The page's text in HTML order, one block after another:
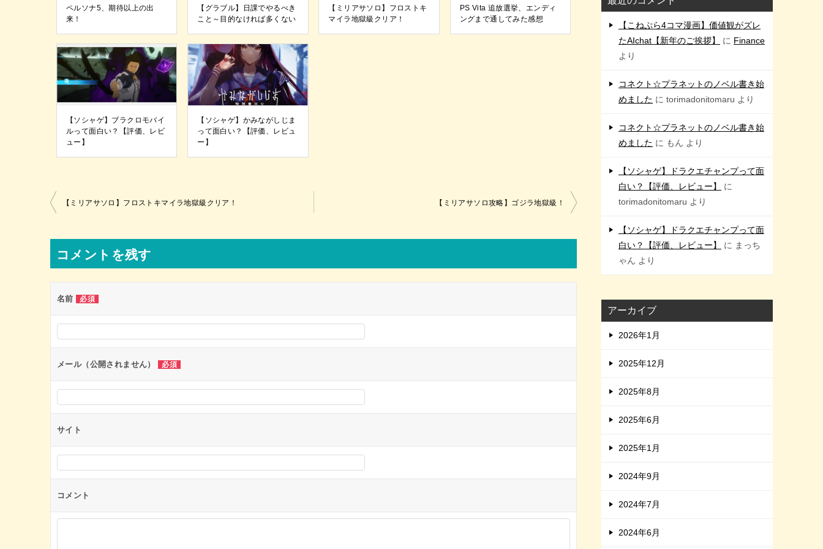
ペルソナ5、期待以上の出
来！
【グラブル】日課でやるべき
こと～目的なければ多くない
【ミリアサソロ】フロストキ
マイラ地獄級クリア！
PS Vita 追放選挙、エンディ
ングまで通してみた感想
【ソシャゲ】ブラクロモバイ
ルって面白い？【評価、レビ
ュー】
【ソシャゲ】かみながしじま
って面白い？【評価、レビュ
ー】
投
ナ
ビ
ゲ
ー
ョ
ン
【ミリアサソロ】フロストキマイラ地獄級クリア！ 【ミリアサソロ攻略】ゴジラ地獄級！
コメントを残す
名前 必須
メール（公開されません） 必須
サイト
コメント
【こねぷら4コマ漫画】価値観がズレ
たAIchat【新年のご挨拶】
に Finance
より
コネクト☆プラネットのノベル書き始
めました に torimadonitomaru より
コネクト☆プラネットのノベル書き始
めました に もん より
【ソシャゲ】ドラクエチャンプって面
白い？【評価、レビュー】
に
torimadonitomaru より
【ソシャゲ】ドラクエチャンプって面
白い？【評価、レビュー】
に まっち
ゃん より
アーカイブ
2026年1月
2025年12月
2025年8月
2025年6月
2025年1月
2024年9月
2024年7月
2024年6月